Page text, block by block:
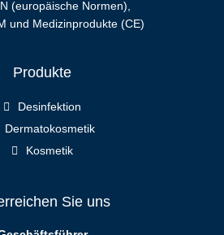
(europäische Normen),
und Medizinprodukte (CE)
Produkte
Desinfektion
Dermatokosmetik
Kosmetik
Sie uns